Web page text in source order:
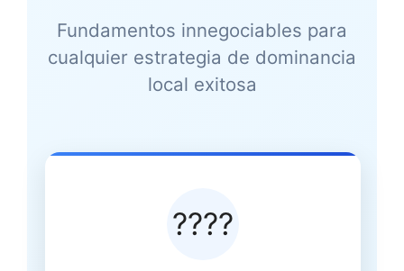
Fundamentos innegociables para
cualquier estrategia de dominancia
local exitosa
????